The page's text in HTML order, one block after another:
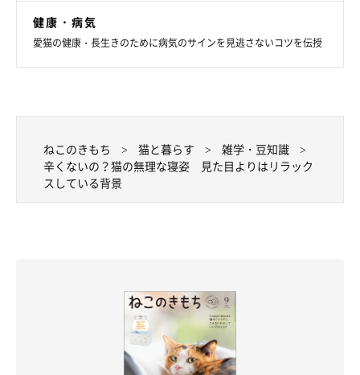
健康・病気
愛猫の健康・長生きのために病気のサインを見逃さないコツを伝授
ねこのきもち 猫と暮らす
雑学・豆知識
辛くないの？猫の無理な寝姿 見た目よりはリラック
スしている背景